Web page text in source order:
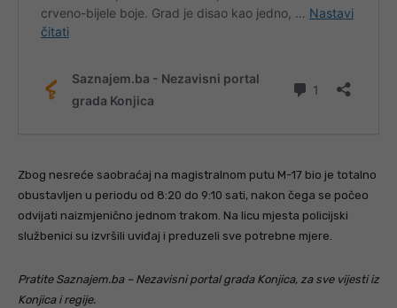
Zbog nesreće saobraćaj na magistralnom putu M-17 bio je totalno
obustavljen u periodu od 8:20 do 9:10 sati, nakon čega se počeo
odvijati naizmjenično jednom trakom. Na licu mjesta policijski
službenici su izvršili uviđaj i preduzeli sve potrebne mjere.
Pratite Saznajem.ba – Nezavisni portal grada Konjica, za sve vijesti iz
Konjica i regije.